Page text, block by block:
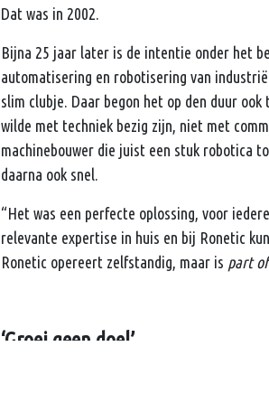
Dat was in 2002.
Bijna 25 jaar later is de intentie onder het
automatisering en robotisering van
slim clubje. Daar begon het op den duur
wilde met techniek bezig zijn, niet met
machinebouwer die juist een stuk robotica
daarna ook snel.
“Het was een perfecte oplossing, voor
relevante expertise in huis en bij Ronetic
Ronetic opereert zelfstandig, maar is part
‘Groei geen doel’